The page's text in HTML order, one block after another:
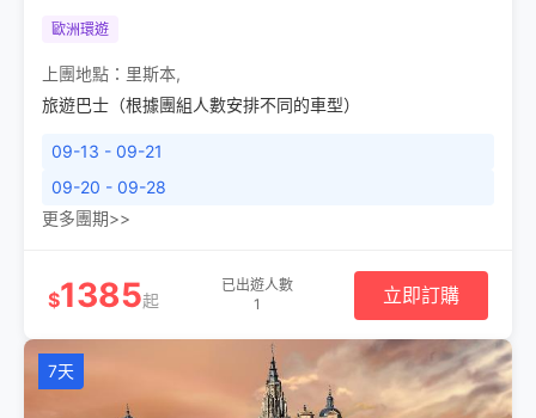
歐洲環遊
上團地點： 里斯本,
旅遊巴士（根據團組人數安排不同的車型）
09-13 - 09-21
09-20 - 09-28
更多團期>>
$1385起
已出遊人數
1
立即訂購
7天